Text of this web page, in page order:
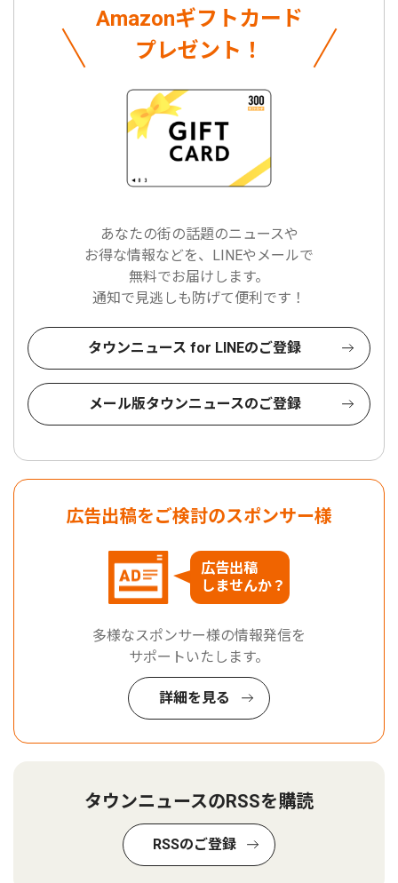
Amazonギフトカード
プレゼント！
あなたの街の話題のニュースや
お得な情報などを、LINEやメールで
無料でお届けします。
通知で見逃しも防げて便利です！
タウンニュース for LINEのご登録
メール版タウンニュースのご登録
広告出稿をご検討のスポンサー様
広告出稿
しませんか？
多様なスポンサー様の情報発信を
サポートいたします。
詳細を見る
タウンニュースのRSSを購読
RSSのご登録